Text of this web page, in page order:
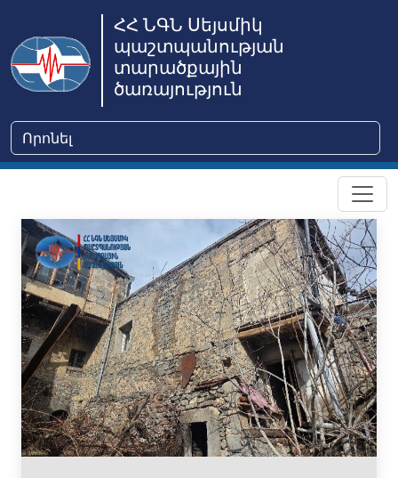
ՀՀ ՆԳՆ Սեյսմիկ
պաշտպանության
տարածքային
ծառայություն